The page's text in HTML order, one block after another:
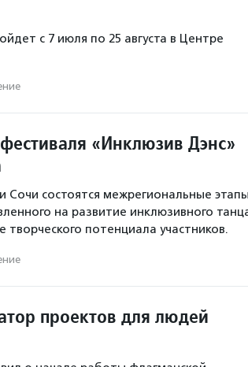
c 7 июля по 25 августа в Центре
«Инклюзив Дэнс»
Сочи состоятся межрегиональные
на развитие инклюзивного
потенциала участников.
проектов для людей